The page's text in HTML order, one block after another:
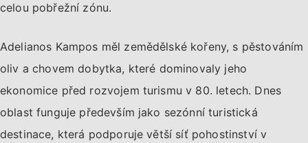
celou pobřežní zónu.
Adelianos Kampos měl zemědělské kořeny, s pěstováním
oliv a chovem dobytka, které dominovaly jeho
ekonomice před rozvojem turismu v 80. letech. Dnes
oblast funguje především jako sezónní turistická
destinace, která podporuje větší síť pohostinství v